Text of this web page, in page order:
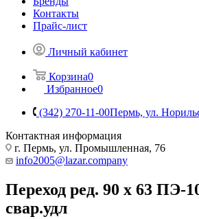
Контакты
Прайс-лист
Личный кабинет
Корзина0
Избранное0
(342) 270-11-00Пермь, ул.
Контактная информация
г. Пермь, ул. Промышленная, 76
info2005@lazar.company
Переход ред. 90 х 63 ПЭ-
свар.удл